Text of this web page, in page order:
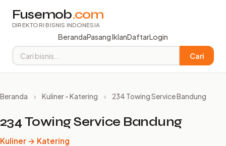
Fusemob.com
DIREKTORI BISNIS INDONESIA
BerandaPasang IklanDaftarLogin
Cari
Beranda › Kuliner - Katering › 234 Towing Service Bandung
234 Towing Service Bandung
Kuliner → Katering